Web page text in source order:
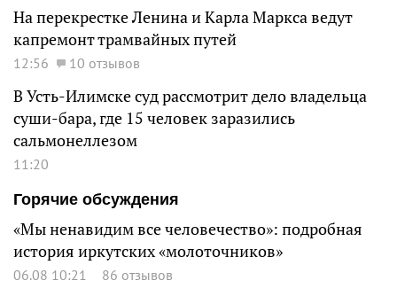
На перекрестке Ленина и Карла Маркса ведут
капремонт трамвайных путей
12:56 10 отзывов
В Усть-Илимске суд рассмотрит дело владельца
суши-бара, где 15 человек заразились
сальмонеллезом
11:20
Горячие обсуждения
«Мы ненавидим все человечество»: подробная
история иркутских «молоточников»
06.08 10:21 86 отзывов